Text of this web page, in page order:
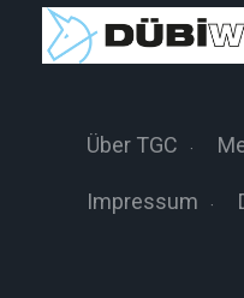
Über TGC
Impressum